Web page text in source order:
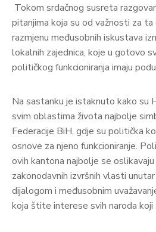
Tokom srdačnog susreta
pitanjima koja su od važnosti za ta
razmjenu međusobnih iskustava
lokalnih zajednica, koje u gotovo
političkog funkcioniranja imaju
Na sastanku je istaknuto kako su
svim oblastima života najbolje
Federacije BiH, gdje su politička
osnove za njeno funkcioniranje.
ovih kantona najbolje se oslikavaju
zakonodavnih izvršnih vlasti
dijalogom i međusobnim
koja štite interese svih naroda koji